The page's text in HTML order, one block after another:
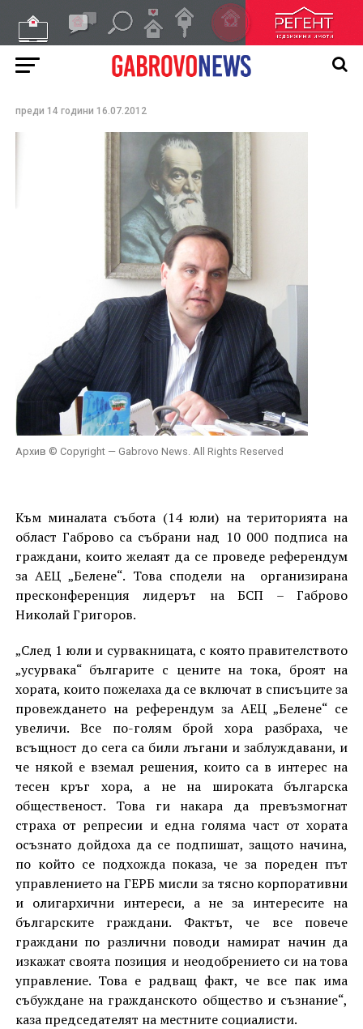
Габрово искат
референдум за АЕЦ
„Белене“
преди 14 години 16.07.2012
Архив © Copyright — Gabrovo News. All Rights Reserved
Към миналата събота (14 юли) на територията на
област Габрово са събрани над 10 000 подписа на
граждани, които желаят да се проведе референдум
за АЕЦ „Белене“. Това сподели на организирана
пресконференция лидерът на БСП – Габрово
Николай Григоров.
„След 1 юли и сурвакницата, с която правителството
„усурвака“ българите с цените на тока, броят на
хората, които пожелаха да се включат в списъците за
провеждането на референдум за АЕЦ „Белене“ се
увеличи. Все по-голям брой хора разбраха, че
всъщност до сега са били лъгани и заблуждавани, и
че някой е вземал решения, които са в интерес на
тесен кръг хора, а не на широката българска
общественост. Това ги накара да превъзмогнат
страха от репресии и една голяма част от хората
осъзнато дойдоха да се подпишат, защото начина,
по който се подхожда показа, че за пореден път
управлението на ГЕРБ мисли за тясно корпоративни
и олигархични интереси, а не за интересите на
българските граждани. Фактът, че все повече
граждани по различни поводи намират начин да
изкажат своята позиция и неoдобрението си на това
управление. Това е радващ факт, че все пак има
събуждане на гражданското общество и съзнание“,
каза председателят на местните социалисти.